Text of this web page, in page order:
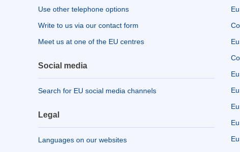
Use other telephone options
Write to us via our contact form
Meet us at one of the EU centres
Social media
Search for EU social media channels
Legal
Languages on our websites